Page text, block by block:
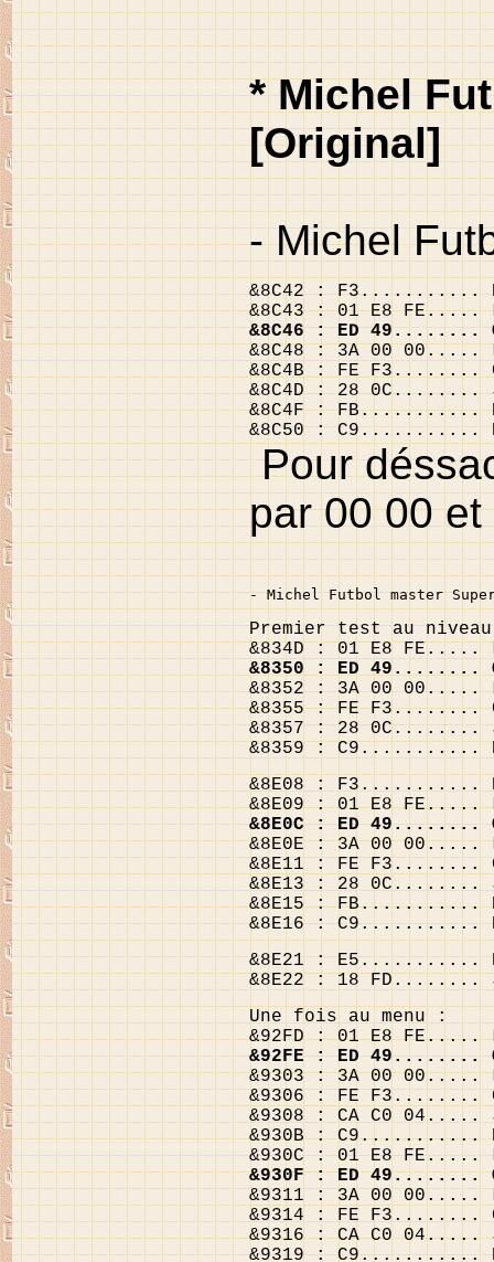
* Michel
[Original]
- Michel
&8C42 : F3...........
&8C43 : 01 E8 FE.....
&8C46 : ED 49........
&8C48 : 3A 00 00.....
&8C4B : FE F3........
&8C4D : 28 0C........
&8C4F : FB...........
&8C50 : C9...........
Pour
par 00 00
- Michel Futbol master
Premier test au
&834D : 01 E8 FE.....
&8350 : ED 49........
&8352 : 3A 00 00.....
&8355 : FE F3........
&8357 : 28 0C........
&8359 : C9...........
&8E08 : F3...........
&8E09 : 01 E8 FE.....
&8E0C : ED 49........
&8E0E : 3A 00 00.....
&8E11 : FE F3........
&8E13 : 28 0C........
&8E15 : FB...........
&8E16 : C9...........
&8E21 : E5...........
&8E22 : 18 FD........
Une fois au menu :
&92FD : 01 E8 FE.....
&92FE : ED 49........
&9303 : 3A 00 00.....
&9306 : FE F3........
&9308 : CA C0 04.....
&930B : C9...........
&930C : 01 E8 FE.....
&930F : ED 49........
&9311 : 3A 00 00.....
&9314 : FE F3........
&9316 : CA C0 04.....
&9319 : C9...........